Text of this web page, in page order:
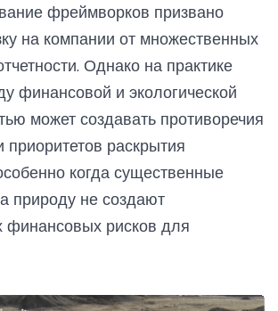
фреймворков призвано
на компании от множественных
Однако на практике
финансовой и экологической
может создавать противоречия
приоритетов раскрытия
когда существенные
природу не создают
финансовых рисков для